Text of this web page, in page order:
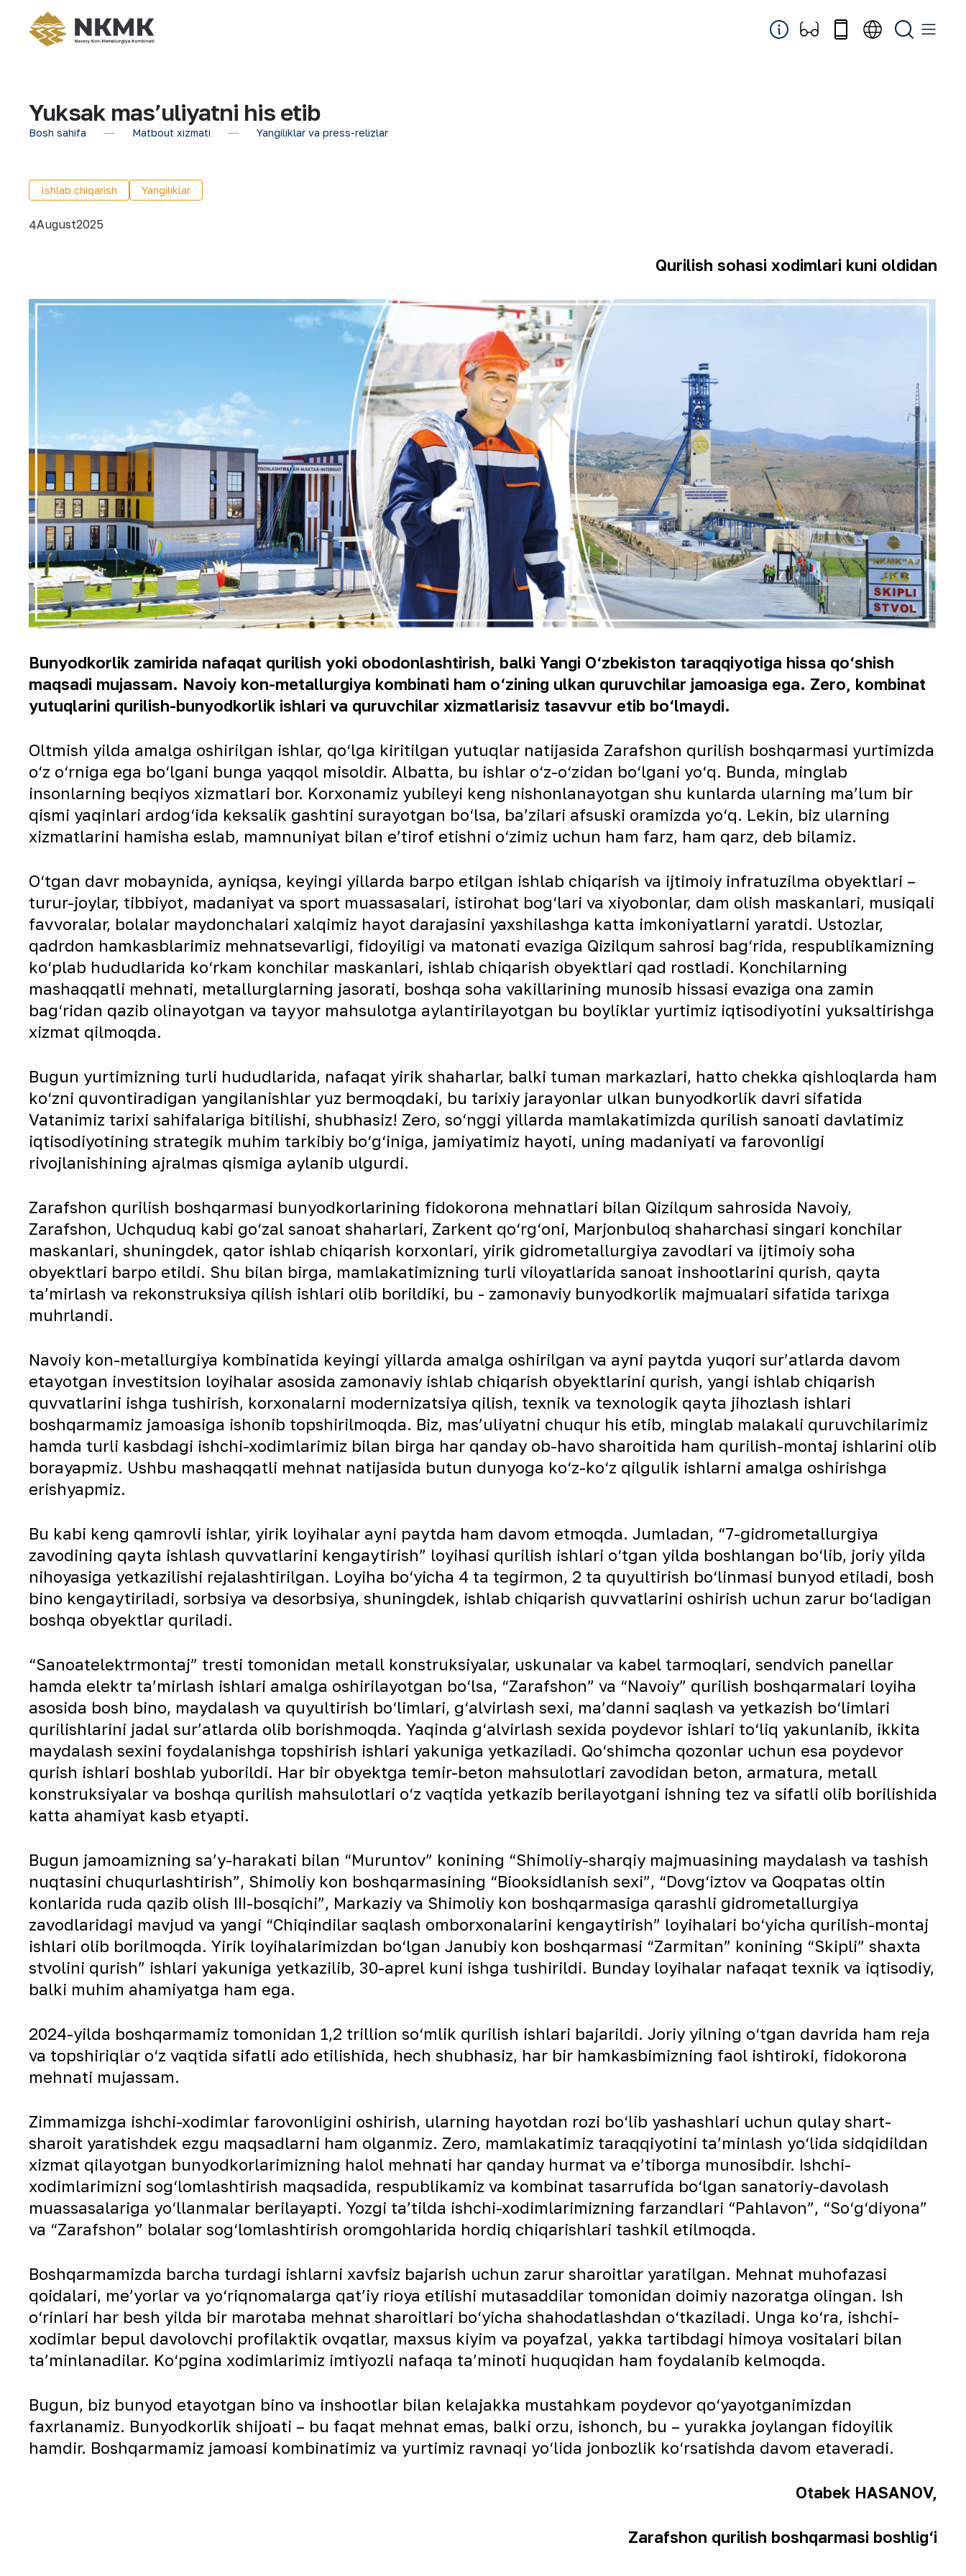
Yuksak mas’uliyatni his etib
Bosh sahifa Matbout xizmati Yangiliklar va press-relizlar
Ishlab chiqarish Yangiliklar
4August2025
Qurilish sohasi xodimlari kuni oldidan
Bunyodkorlik zamirida nafaqat qurilish yoki obodonlashtirish, balki Yangi O‘zbekiston taraqqiyotiga hissa qo‘shish
maqsadi mujassam. Navoiy kon-metallurgiya kombinati ham o‘zining ulkan quruvchilar jamoasiga ega. Zero, kombinat
yutuqlarini qurilish-bunyodkorlik ishlari va quruvchilar xizmatlarisiz tasavvur etib bo‘lmaydi.
Oltmish yilda amalga oshirilgan ishlar, qo‘lga kiritilgan yutuqlar natijasida Zarafshon qurilish boshqarmasi yurtimizda
o‘z o‘rniga ega bo‘lgani bunga yaqqol misoldir. Albatta, bu ishlar o‘z-o‘zidan bo‘lgani yo‘q. Bunda, minglab
insonlarning beqiyos xizmatlari bor. Korxonamiz yubileyi keng nishonlanayotgan shu kunlarda ularning ma’lum bir
qismi yaqinlari ardog‘ida keksalik gashtini surayotgan bo‘lsa, ba’zilari afsuski oramizda yo‘q. Lekin, biz ularning
xizmatlarini hamisha eslab, mamnuniyat bilan e’tirof etishni o‘zimiz uchun ham farz, ham qarz, deb bilamiz.
O‘tgan davr mobaynida, ayniqsa, keyingi yillarda barpo etilgan ishlab chiqarish va ijtimoiy infratuzilma obyektlari –
turur-joylar, tibbiyot, madaniyat va sport muassasalari, istirohat bog‘lari va xiyobonlar, dam olish maskanlari, musiqali
favvoralar, bolalar maydonchalari xalqimiz hayot darajasini yaxshilashga katta imkoniyatlarni yaratdi. Ustozlar,
qadrdon hamkasblarimiz mehnatsevarligi, fidoyiligi va matonati evaziga Qizilqum sahrosi bag‘rida, respublikamizning
ko‘plab hududlarida ko‘rkam konchilar maskanlari, ishlab chiqarish obyektlari qad rostladi. Konchilarning
mashaqqatli mehnati, metallurglarning jasorati, boshqa soha vakillarining munosib hissasi evaziga ona zamin
bag‘ridan qazib olinayotgan va tayyor mahsulotga aylantirilayotgan bu boyliklar yurtimiz iqtisodiyotini yuksaltirishga
xizmat qilmoqda.
Bugun yurtimizning turli hududlarida, nafaqat yirik shaharlar, balki tuman markazlari, hatto chekka qishloqlarda ham
ko‘zni quvontiradigan yangilanishlar yuz bermoqdaki, bu tarixiy jarayonlar ulkan bunyodkorlik davri sifatida
Vatanimiz tarixi sahifalariga bitilishi, shubhasiz! Zero, so‘nggi yillarda mamlakatimizda qurilish sanoati davlatimiz
iqtisodiyotining strategik muhim tarkibiy bo‘g‘iniga, jamiyatimiz hayoti, uning madaniyati va farovonligi
rivojlanishining ajralmas qismiga aylanib ulgurdi.
Zarafshon qurilish boshqarmasi bunyodkorlarining fidokorona mehnatlari bilan Qizilqum sahrosida Navoiy,
Zarafshon, Uchquduq kabi go‘zal sanoat shaharlari, Zarkent qo‘rg‘oni, Marjonbuloq shaharchasi singari konchilar
maskanlari, shuningdek, qator ishlab chiqarish korxonlari, yirik gidrometallurgiya zavodlari va ijtimoiy soha
obyektlari barpo etildi. Shu bilan birga, mamlakatimizning turli viloyatlarida sanoat inshootlarini qurish, qayta
ta’mirlash va rekonstruksiya qilish ishlari olib borildiki, bu - zamonaviy bunyodkorlik majmualari sifatida tarixga
muhrlandi.
Navoiy kon-metallurgiya kombinatida keyingi yillarda amalga oshirilgan va ayni paytda yuqori sur’atlarda davom
etayotgan investitsion loyihalar asosida zamonaviy ishlab chiqarish obyektlarini qurish, yangi ishlab chiqarish
quvvatlarini ishga tushirish, korxonalarni modernizatsiya qilish, texnik va texnologik qayta jihozlash ishlari
boshqarmamiz jamoasiga ishonib topshirilmoqda. Biz, mas’uliyatni chuqur his etib, minglab malakali quruvchilarimiz
hamda turli kasbdagi ishchi-xodimlarimiz bilan birga har qanday ob-havo sharoitida ham qurilish-montaj ishlarini olib
borayapmiz. Ushbu mashaqqatli mehnat natijasida butun dunyoga ko‘z-ko‘z qilgulik ishlarni amalga oshirishga
erishyapmiz.
Bu kabi keng qamrovli ishlar, yirik loyihalar ayni paytda ham davom etmoqda. Jumladan, “7-gidrometallurgiya
zavodining qayta ishlash quvvatlarini kengaytirish” loyihasi qurilish ishlari o‘tgan yilda boshlangan bo‘lib, joriy yilda
nihoyasiga yetkazilishi rejalashtirilgan. Loyiha bo‘yicha 4 ta tegirmon, 2 ta quyultirish bo‘linmasi bunyod etiladi, bosh
bino kengaytiriladi, sorbsiya va desorbsiya, shuningdek, ishlab chiqarish quvvatlarini oshirish uchun zarur bo‘ladigan
boshqa obyektlar quriladi.
“Sanoatelektrmontaj” tresti tomonidan metall konstruksiyalar, uskunalar va kabel tarmoqlari, sendvich panellar
hamda elektr ta’mirlash ishlari amalga oshirilayotgan bo‘lsa, “Zarafshon” va “Navoiy” qurilish boshqarmalari loyiha
asosida bosh bino, maydalash va quyultirish bo‘limlari, g‘alvirlash sexi, ma’danni saqlash va yetkazish bo‘limlari
qurilishlarini jadal sur’atlarda olib borishmoqda. Yaqinda g‘alvirlash sexida poydevor ishlari to‘liq yakunlanib, ikkita
maydalash sexini foydalanishga topshirish ishlari yakuniga yetkaziladi. Qo‘shimcha qozonlar uchun esa poydevor
qurish ishlari boshlab yuborildi. Har bir obyektga temir-beton mahsulotlari zavodidan beton, armatura, metall
konstruksiyalar va boshqa qurilish mahsulotlari o‘z vaqtida yetkazib berilayotgani ishning tez va sifatli olib borilishida
katta ahamiyat kasb etyapti.
Bugun jamoamizning sa’y-harakati bilan “Muruntov” konining “Shimoliy-sharqiy majmuasining maydalash va tashish
nuqtasini chuqurlashtirish”, Shimoliy kon boshqarmasining “Biooksidlanish sexi”, “Dovg‘iztov va Qoqpatas oltin
konlarida ruda qazib olish III-bosqichi”, Markaziy va Shimoliy kon boshqarmasiga qarashli gidrometallurgiya
zavodlaridagi mavjud va yangi “Chiqindilar saqlash omborxonalarini kengaytirish” loyihalari bo‘yicha qurilish-montaj
ishlari olib borilmoqda. Yirik loyihalarimizdan bo‘lgan Janubiy kon boshqarmasi “Zarmitan” konining “Skipli” shaxta
stvolini qurish” ishlari yakuniga yetkazilib, 30-aprel kuni ishga tushirildi. Bunday loyihalar nafaqat texnik va iqtisodiy,
balki muhim ahamiyatga ham ega.
2024-yilda boshqarmamiz tomonidan 1,2 trillion so‘mlik qurilish ishlari bajarildi. Joriy yilning o‘tgan davrida ham reja
va topshiriqlar o‘z vaqtida sifatli ado etilishida, hech shubhasiz, har bir hamkasbimizning faol ishtiroki, fidokorona
mehnati mujassam.
Zimmamizga ishchi-xodimlar farovonligini oshirish, ularning hayotdan rozi bo‘lib yashashlari uchun qulay shart-
sharoit yaratishdek ezgu maqsadlarni ham olganmiz. Zero, mamlakatimiz taraqqiyotini ta’minlash yo‘lida sidqidildan
xizmat qilayotgan bunyodkorlarimizning halol mehnati har qanday hurmat va e’tiborga munosibdir. Ishchi-
xodimlarimizni sog‘lomlashtirish maqsadida, respublikamiz va kombinat tasarrufida bo‘lgan sanatoriy-davolash
muassasalariga yo‘llanmalar berilayapti. Yozgi ta’tilda ishchi-xodimlarimizning farzandlari “Pahlavon”, “So‘g‘diyona”
va “Zarafshon” bolalar sog‘lomlashtirish oromgohlarida hordiq chiqarishlari tashkil etilmoqda.
Boshqarmamizda barcha turdagi ishlarni xavfsiz bajarish uchun zarur sharoitlar yaratilgan. Mehnat muhofazasi
qoidalari, me’yorlar va yo‘riqnomalarga qat’iy rioya etilishi mutasaddilar tomonidan doimiy nazoratga olingan. Ish
o‘rinlari har besh yilda bir marotaba mehnat sharoitlari bo‘yicha shahodatlashdan o‘tkaziladi. Unga ko‘ra, ishchi-
xodimlar bepul davolovchi profilaktik ovqatlar, maxsus kiyim va poyafzal, yakka tartibdagi himoya vositalari bilan
ta’minlanadilar. Ko‘pgina xodimlarimiz imtiyozli nafaqa ta’minoti huquqidan ham foydalanib kelmoqda.
Bugun, biz bunyod etayotgan bino va inshootlar bilan kelajakka mustahkam poydevor qo‘yayotganimizdan
faxrlanamiz. Bunyodkorlik shijoati – bu faqat mehnat emas, balki orzu, ishonch, bu – yurakka joylangan fidoyilik
hamdir. Boshqarmamiz jamoasi kombinatimiz va yurtimiz ravnaqi yo‘lida jonbozlik ko‘rsatishda davom etaveradi.
Otabek HASANOV,
Zarafshon qurilish boshqarmasi boshlig‘i